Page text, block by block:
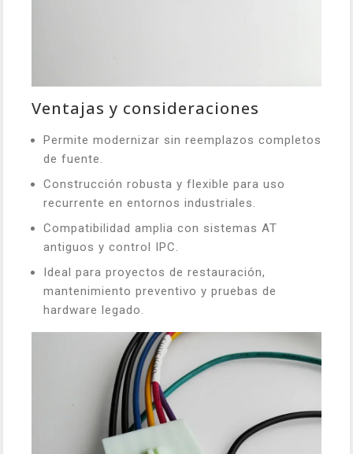
Ventajas y consideraciones
Permite modernizar sin reemplazos completos
de fuente.
Construcción robusta y flexible para uso
recurrente en entornos industriales.
Compatibilidad amplia con sistemas AT
antiguos y control IPC.
Ideal para proyectos de restauración,
mantenimiento preventivo y pruebas de
hardware legado.